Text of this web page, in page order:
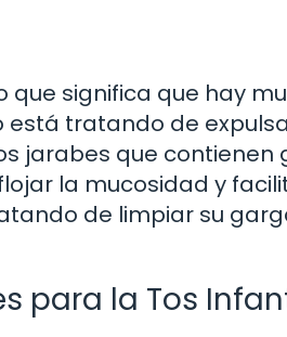
que significa que hay
está tratando de
jarabes que contienen
la mucosidad y
de limpiar su
para la Tos